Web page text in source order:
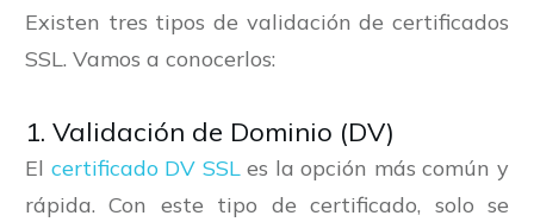
Existen tres tipos de validación de certificados
SSL. Vamos a conocerlos:
1. Validación de Dominio (DV)
El certificado DV SSLes la opción más común y
rápida. Con este tipo de certificado, solo se